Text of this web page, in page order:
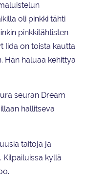
oli pinkki tähti
pinkkitähtisten
Iida on toista kautta
Hän haluaa kehittyä
seuran Dream
hallitseva
taitoja ja
Kilpailuissa kyllä